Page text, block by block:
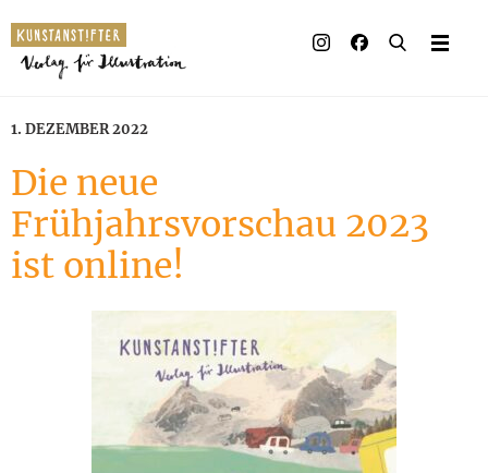
1. DEZEMBER 2022
Die neue
Frühjahrsvorschau 2023
ist online!
Auszeichnungen
Begleitmaterial
Kontakt